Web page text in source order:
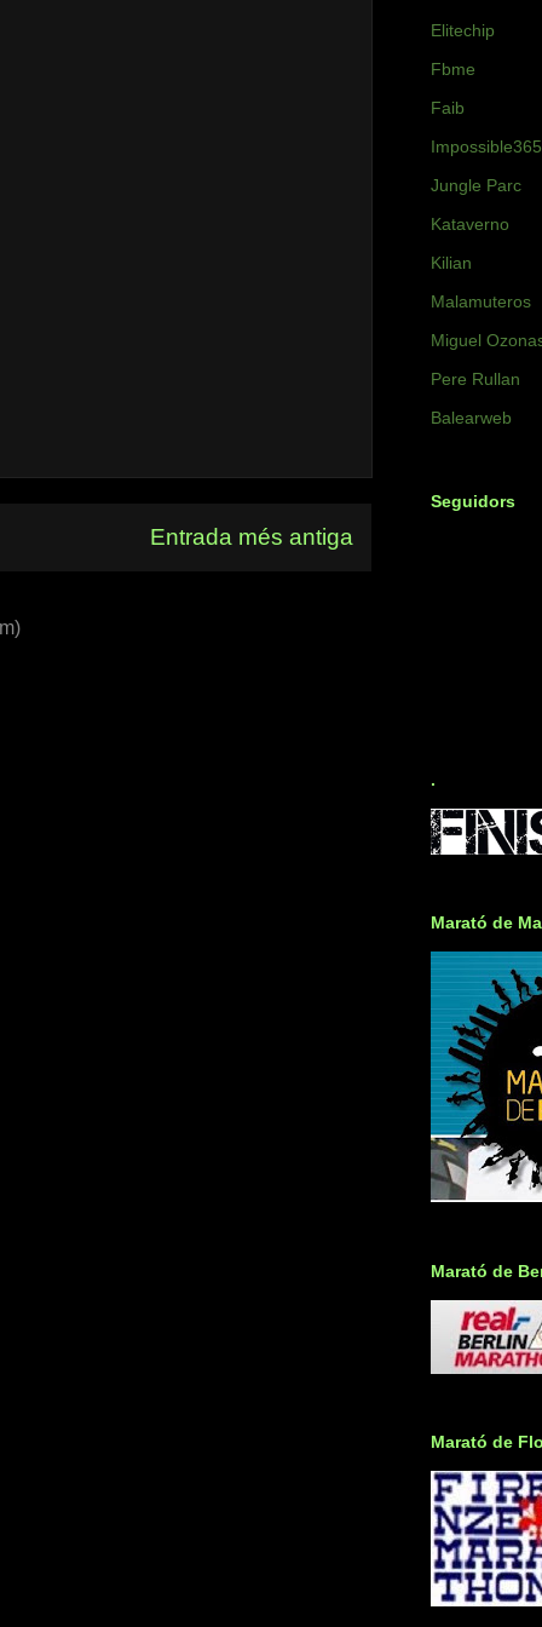
Entrada més antiga
Elitechip
Fbme
Faib
Impossible365
Jungle Parc
Kataverno
Kilian
Malamuteros
Miguel
Pere Rullan
Balearweb
Seguidors
.
Marató de
Marató de
Marató de